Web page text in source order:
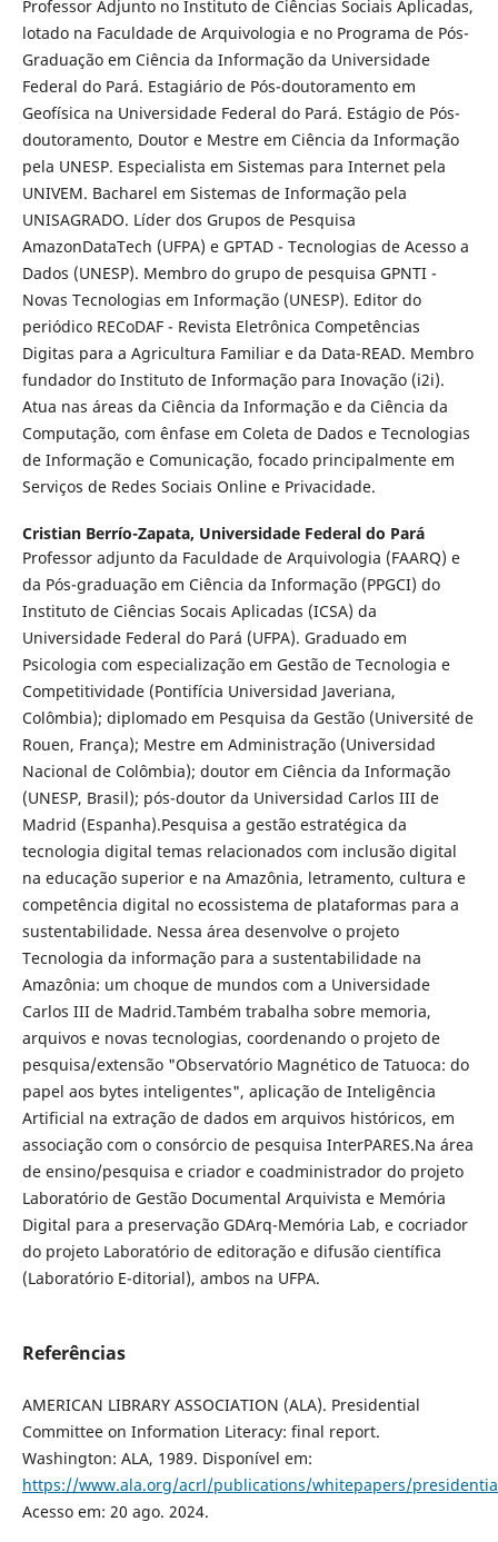
Professor Adjunto no Instituto de Ciências Sociais Aplicadas,
lotado na Faculdade de Arquivologia e no Programa de Pós-
Graduação em Ciência da Informação da Universidade
Federal do Pará. Estagiário de Pós-doutoramento em
Geofísica na Universidade Federal do Pará. Estágio de Pós-
doutoramento, Doutor e Mestre em Ciência da Informação
pela UNESP. Especialista em Sistemas para Internet pela
UNIVEM. Bacharel em Sistemas de Informação pela
UNISAGRADO. Líder dos Grupos de Pesquisa
AmazonDataTech (UFPA) e GPTAD - Tecnologias de Acesso a
Dados (UNESP). Membro do grupo de pesquisa GPNTI -
Novas Tecnologias em Informação (UNESP). Editor do
periódico RECoDAF - Revista Eletrônica Competências
Digitas para a Agricultura Familiar e da Data-READ. Membro
fundador do Instituto de Informação para Inovação (i2i).
Atua nas áreas da Ciência da Informação e da Ciência da
Computação, com ênfase em Coleta de Dados e Tecnologias
de Informação e Comunicação, focado principalmente em
Serviços de Redes Sociais Online e Privacidade.
Cristian Berrío-Zapata, Universidade Federal do Pará
Professor adjunto da Faculdade de Arquivologia (FAARQ) e
da Pós-graduação em Ciência da Informação (PPGCI) do
Instituto de Ciências Socais Aplicadas (ICSA) da
Universidade Federal do Pará (UFPA). Graduado em
Psicologia com especialização em Gestão de Tecnologia e
Competitividade (Pontifícia Universidad Javeriana,
Colômbia); diplomado em Pesquisa da Gestão (Université de
Rouen, França); Mestre em Administração (Universidad
Nacional de Colômbia); doutor em Ciência da Informação
(UNESP, Brasil); pós-doutor da Universidad Carlos III de
Madrid (Espanha).Pesquisa a gestão estratégica da
tecnologia digital temas relacionados com inclusão digital
na educação superior e na Amazônia, letramento, cultura e
competência digital no ecossistema de plataformas para a
sustentabilidade. Nessa área desenvolve o projeto
Tecnologia da informação para a sustentabilidade na
Amazônia: um choque de mundos com a Universidade
Carlos III de Madrid.Também trabalha sobre memoria,
arquivos e novas tecnologias, coordenando o projeto de
pesquisa/extensão "Observatório Magnético de Tatuoca: do
papel aos bytes inteligentes", aplicação de Inteligência
Artificial na extração de dados em arquivos históricos, em
associação com o consórcio de pesquisa InterPARES.Na área
de ensino/pesquisa e criador e coadministrador do projeto
Laboratório de Gestão Documental Arquivista e Memória
Digital para a preservação GDArq-Memória Lab, e cocriador
do projeto Laboratório de editoração e difusão científica
(Laboratório E-ditorial), ambos na UFPA.
Referências
AMERICAN LIBRARY ASSOCIATION (ALA). Presidential
Committee on Information Literacy: final report.
Washington: ALA, 1989. Disponível em:
https://www.ala.org/acrl/publications/whitepapers/
Acesso em: 20 ago. 2024.